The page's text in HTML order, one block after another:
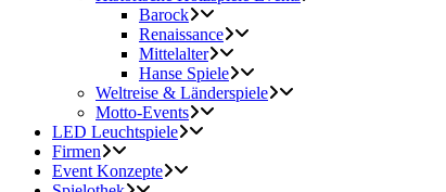
Barock
Renaissance
Mittelalter
Hanse Spiele
Weltreise & Länderspiele
Motto-Events
LED Leuchtspiele
Firmen
Event Konzepte